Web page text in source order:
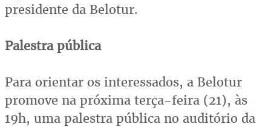
presidente da Belotur.
Palestra pública
Para orientar os interessados, a Belotur
promove na próxima terça-feira (21), às
19h, uma palestra pública no auditório da